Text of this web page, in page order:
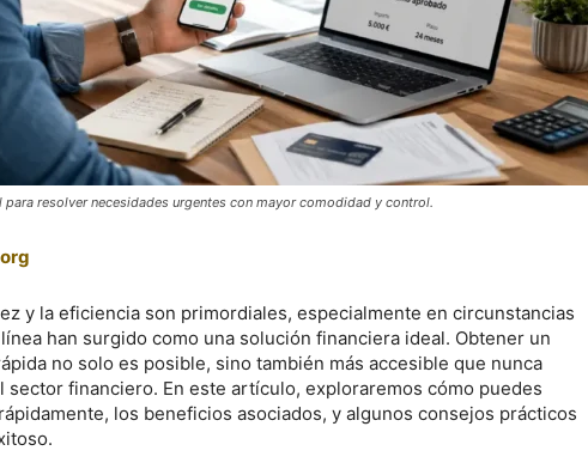
resolver necesidades urgentes con mayor comodidad y control.
y la eficiencia son primordiales, especialmente en circunstancias
han surgido como una solución financiera ideal. Obtener un
no solo es posible, sino también más accesible que nunca
sector financiero. En este artículo, exploraremos cómo puedes
los beneficios asociados, y algunos consejos prácticos